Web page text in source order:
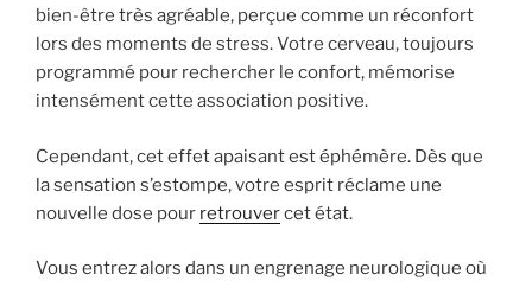
bien-être très agréable, perçue comme un réconfort
lors des moments de stress. Votre cerveau, toujours
programmé pour rechercher le confort, mémorise
intensément cette association positive.
Cependant, cet effet apaisant est éphémère. Dès que
la sensation s’estompe, votre esprit réclame une
nouvelle dose pour retrouvercet état.
Vous entrez alors dans un engrenage neurologique où